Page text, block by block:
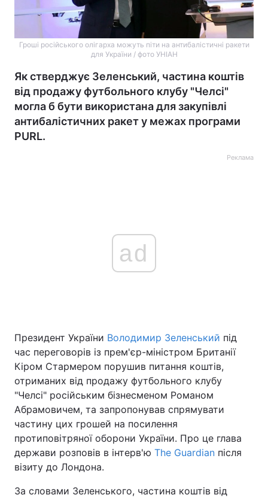
Економіка Світ
Спорт Наука
Техно і зв'язок Лайт
Зброя Інциденти
Здоров'я Туризм
Гроші російського олігарха можуть піти на антибалістичні ракети
для України / фото УНІАН
Як стверджує Зеленський, частина коштів
від продажу футбольного клубу "Челсі"
могла б бути використана для закупівлі
антибалістичних ракет у межах програми
PURL.
Реклама
ad
Президент України Володимир Зеленський під
час переговорів із прем'єр-міністром Британії
Кіром Стармером порушив питання коштів,
отриманих від продажу футбольного клубу
"Челсі" російським бізнесменом Романом
Абрамовичем, та запропонував спрямувати
частину цих грошей на посилення
протиповітряної оборони України. Про це глава
держави розповів в інтерв'ю The Guardian після
візиту до Лондона.
За словами Зеленського, частина коштів від